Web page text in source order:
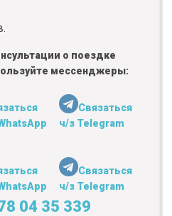
о поездке
мессенджеры:
Связаться
ч/з Telegram
Связаться
ч/з Telegram
04 35 339